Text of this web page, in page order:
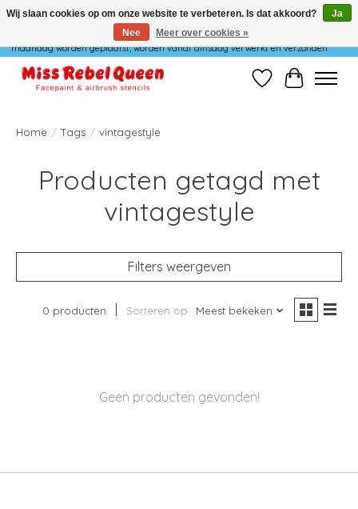
Wij verzenden niet op maandag. Bestellingen die in het weekend of op
maandag worden geplaatst, worden vanaf dinsdag verwerkt en verzonden.
Verlanglijst
Home / Tags / vintagestyle
Producten getagd met
vintagestyle
Filters weergeven
0 producten Sorteren op Meest bekeken
Geen producten gevonden!
Wij slaan cookies op om onze website te verbeteren. Is dat akkoord?
Ja
Nee
Meer over cookies »